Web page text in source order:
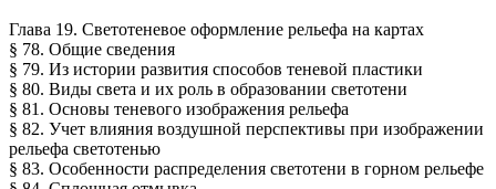
Глава 19. Светотеневое оформление рельефа на картах
§ 78. Общие сведения
§ 79. Из истории развития способов теневой пластики
§ 80. Виды света и их роль в образовании светотени
§ 81. Основы теневого изображения рельефа
§ 82. Учет влияния воздушной перспективы при изображении
рельефа светотенью
§ 83. Особенности распределения светотени в горном рельефе